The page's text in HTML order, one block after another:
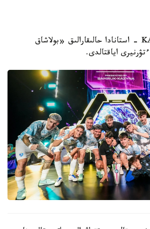
استانا. KAZINFORM - استانادا حالىقارالىق «بولاشاق